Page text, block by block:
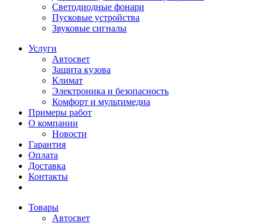
Светодиодные фонари
Пусковые устройства
Звуковые сигналы
Услуги
Автосвет
Защита кузова
Климат
Электроника и безопасность
Комфорт и мультимедиа
Примеры работ
О компании
Новости
Гарантия
Оплата
Доставка
Контакты
Товары
Автосвет